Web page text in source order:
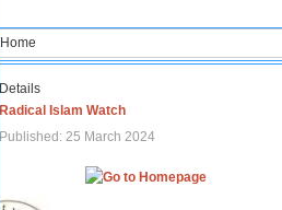
Home
Details
Radical Islam Watch
Published: 25 March 2024